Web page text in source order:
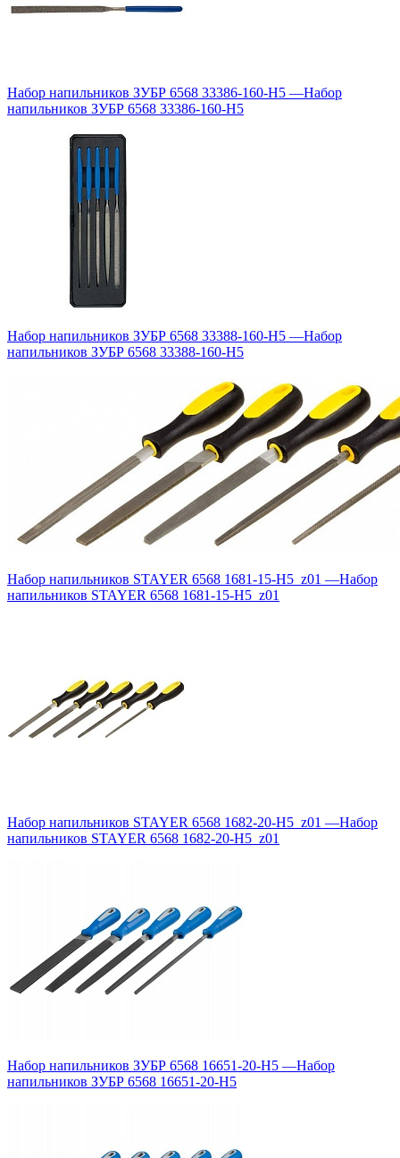
Набор напильников ЗУБР 6568 33386-160-H5 —Набор
напильников ЗУБР 6568 33386-160-H5
Набор напильников ЗУБР 6568 33388-160-H5 —Набор
напильников ЗУБР 6568 33388-160-H5
Набор напильников STAYER 6568 1681-15-H5_z01 —Набор
напильников STAYER 6568 1681-15-H5_z01
Набор напильников STAYER 6568 1682-20-H5_z01 —Набор
напильников STAYER 6568 1682-20-H5_z01
Набор напильников ЗУБР 6568 16651-20-H5 —Набор
напильников ЗУБР 6568 16651-20-H5